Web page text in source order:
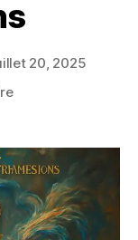
20, 2025
sur
du
Cadre :
Récits
Singuliers
de